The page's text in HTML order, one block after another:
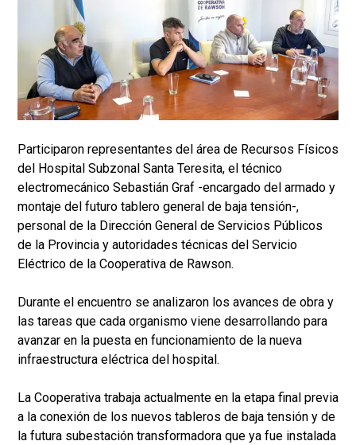
Participaron representantes del área de Recursos Físicos
del Hospital Subzonal Santa Teresita, el técnico
electromecánico Sebastián Graf -encargado del armado y
montaje del futuro tablero general de baja tensión-,
personal de la Dirección General de Servicios Públicos
de la Provincia y autoridades técnicas del Servicio
Eléctrico de la Cooperativa de Rawson.
Durante el encuentro se analizaron los avances de obra y
las tareas que cada organismo viene desarrollando para
avanzar en la puesta en funcionamiento de la nueva
infraestructura eléctrica del hospital.
La Cooperativa trabaja actualmente en la etapa final previa
a la conexión de los nuevos tableros de baja tensión y de
la futura subestación transformadora que ya fue instalada